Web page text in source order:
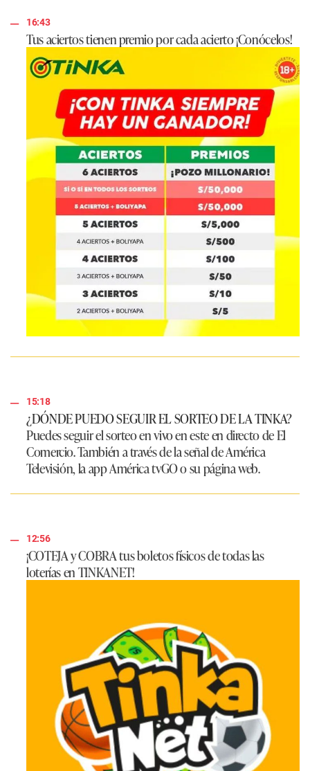
16:43
Tus aciertos tienen premio por cada acierto ¡Conócelos!
15:18
¿DÓNDE PUEDO SEGUIR EL SORTEO DE LA TINKA?
Puedes seguir el sorteo en vivo en este en directo de El
Comercio. También a través de la señal de América
Televisión, la app América tvGO o su página web.
12:56
¡COTEJA y COBRA tus boletos físicos de todas las
loterías en TINKANET!